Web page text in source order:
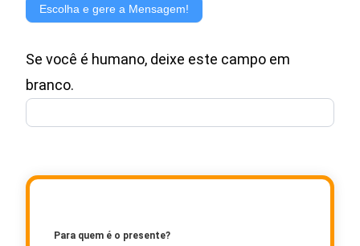
de
para
Cartão
Escolha e gere a Mensagem!
Se você é humano, deixe este campo em
branco.
Para quem é o presente?